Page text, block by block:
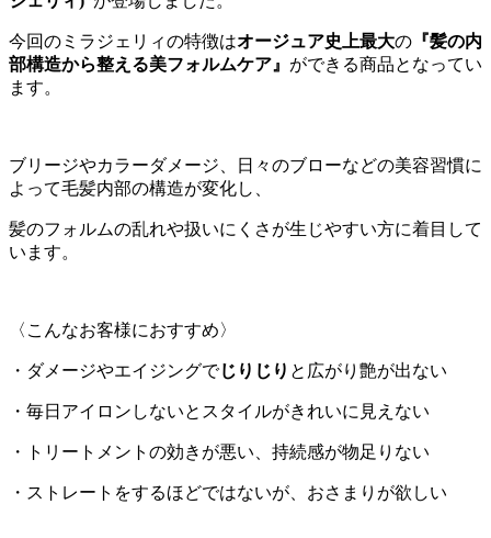
今回のミラジェリィの特徴はオージュア史上最大の 『髪の内
部構造から整える美フォルムケア』 ができる商品となってい
ます。
ブリージやカラーダメージ、日々のブローなどの美容習慣に
よって毛髪内部の構造が変化し、
髪のフォルムの乱れや扱いにくさが生じやすい方に着目して
います。
〈こんなお客様におすすめ〉
・ダメージやエイジングでじりじり と広がり艶が出ない
・毎日アイロンしないとスタイルがきれいに見えない
・トリートメントの効きが悪い、持続感が物足りない
・ストレートをするほどではないが、おさまりが欲しい